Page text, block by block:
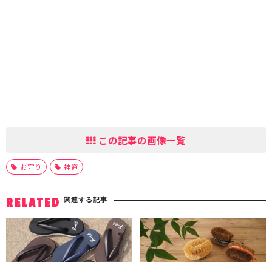
この記事の画像一覧
お守り 神道
RELATED 関連する記事